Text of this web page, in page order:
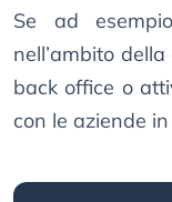
Se ad
nell’ambito
back office o
con le aziende